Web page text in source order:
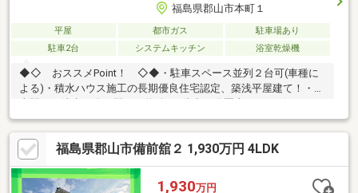
福島県郡山市本町１
平屋 都市ガス
駐車場あり
駐車2台
システムキッチン 浴室乾燥機
◆◇ おススメPoint！ ◇◆・駐車スペース並列２台可(車種に
よる)・積水ハウス施工の長期優良住宅認定、築浅平屋建て！・郡
ーパー、病院と整った住環境。◆◇ 周辺環境 ◇◆・橘小学
校 徒歩約7分・郡山第三中学校 徒歩約21分・ファミリーマー
ト郡山本町店 徒歩約3分・ヨークタウン堤下 徒歩約10分●〇
プレステージの強み 〇●・『頭金 0円』『車のローンが残って
る』『転職したばかり』そんな方もご購入可能です！・経験豊富
福島県郡山市備前舘２ 1,930万円 4LDK
1,930万円